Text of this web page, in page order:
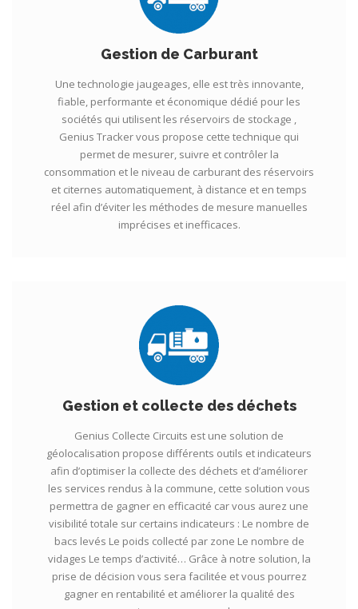
Gestion de Carburant
Une technologie jaugeages, elle est très innovante,
fiable, performante et économique dédié pour les
sociétés qui utilisent les réservoirs de stockage ,
Genius Tracker vous propose cette technique qui
permet de mesurer, suivre et contrôler la
consommation et le niveau de carburant des réservoirs
et citernes automatiquement, à distance et en temps
réel afin d’éviter les méthodes de mesure manuelles
imprécises et inefficaces.
Gestion et collecte des déchets
Genius Collecte Circuits est une solution de
géolocalisation propose différents outils et indicateurs
afin d’optimiser la collecte des déchets et d’améliorer
les services rendus à la commune, cette solution vous
permettra de gagner en efficacité car vous aurez une
visibilité totale sur certains indicateurs : Le nombre de
bacs levés Le poids collecté par zone Le nombre de
vidages Le temps d’activité… Grâce à notre solution, la
prise de décision vous sera facilitée et vous pourrez
gagner en rentabilité et améliorer la qualité des